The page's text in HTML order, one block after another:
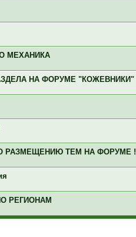
МЕХАНИКА
НА ФОРУМЕ "КОЖЕВНИКИ"
РАЗМЕЩЕНИЮ ТЕМ НА ФОРУМЕ !
РЕГИОНАМ